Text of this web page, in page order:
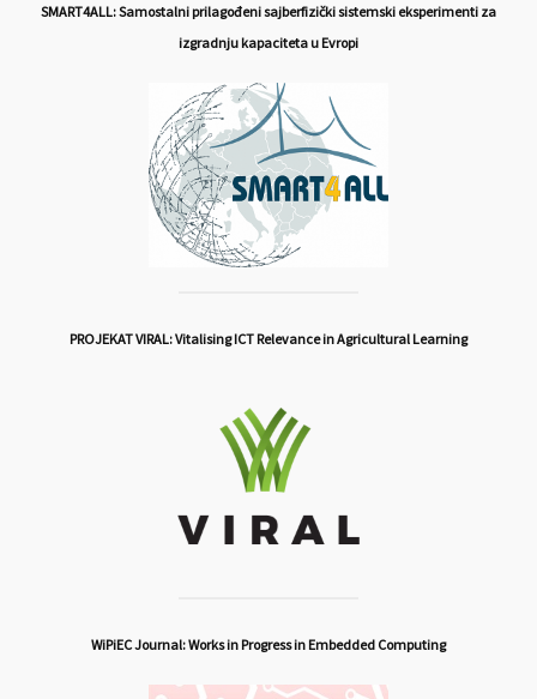
SMART4ALL: Samostalni prilagođeni sajberfizički sistemski eksperimenti za
izgradnju kapaciteta u Evropi
PROJEKAT VIRAL: Vitalising ICT Relevance in Agricultural Learning
WiPiEC Journal: Works in Progress in Embedded Computing